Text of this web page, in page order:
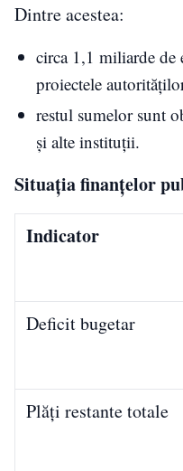
Dintre acestea:
circa 1,1 miliarde de
proiectele
restul sumelor sunt
și alte instituții.
Situația finanțelor
Indicator
Deficit bugetar
Plăți restante totale